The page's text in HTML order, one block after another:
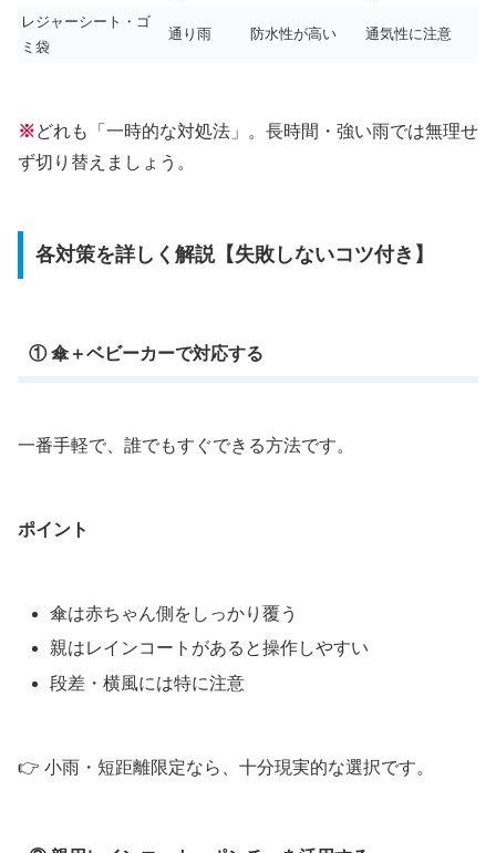
レジャーシート・ゴ
ミ袋
通り雨 防水性が高い 通気性に注意
※どれも「一時的な対処法」。長時間・強い雨では無理せ
ず切り替えましょう。
各対策を詳しく解説【失敗しないコツ付き】
① 傘＋ベビーカーで対応する
一番手軽で、誰でもすぐできる方法です。
ポイント
傘は赤ちゃん側をしっかり覆う
親はレインコートがあると操作しやすい
段差・横風には特に注意
👉 小雨・短距離限定なら、十分現実的な選択です。